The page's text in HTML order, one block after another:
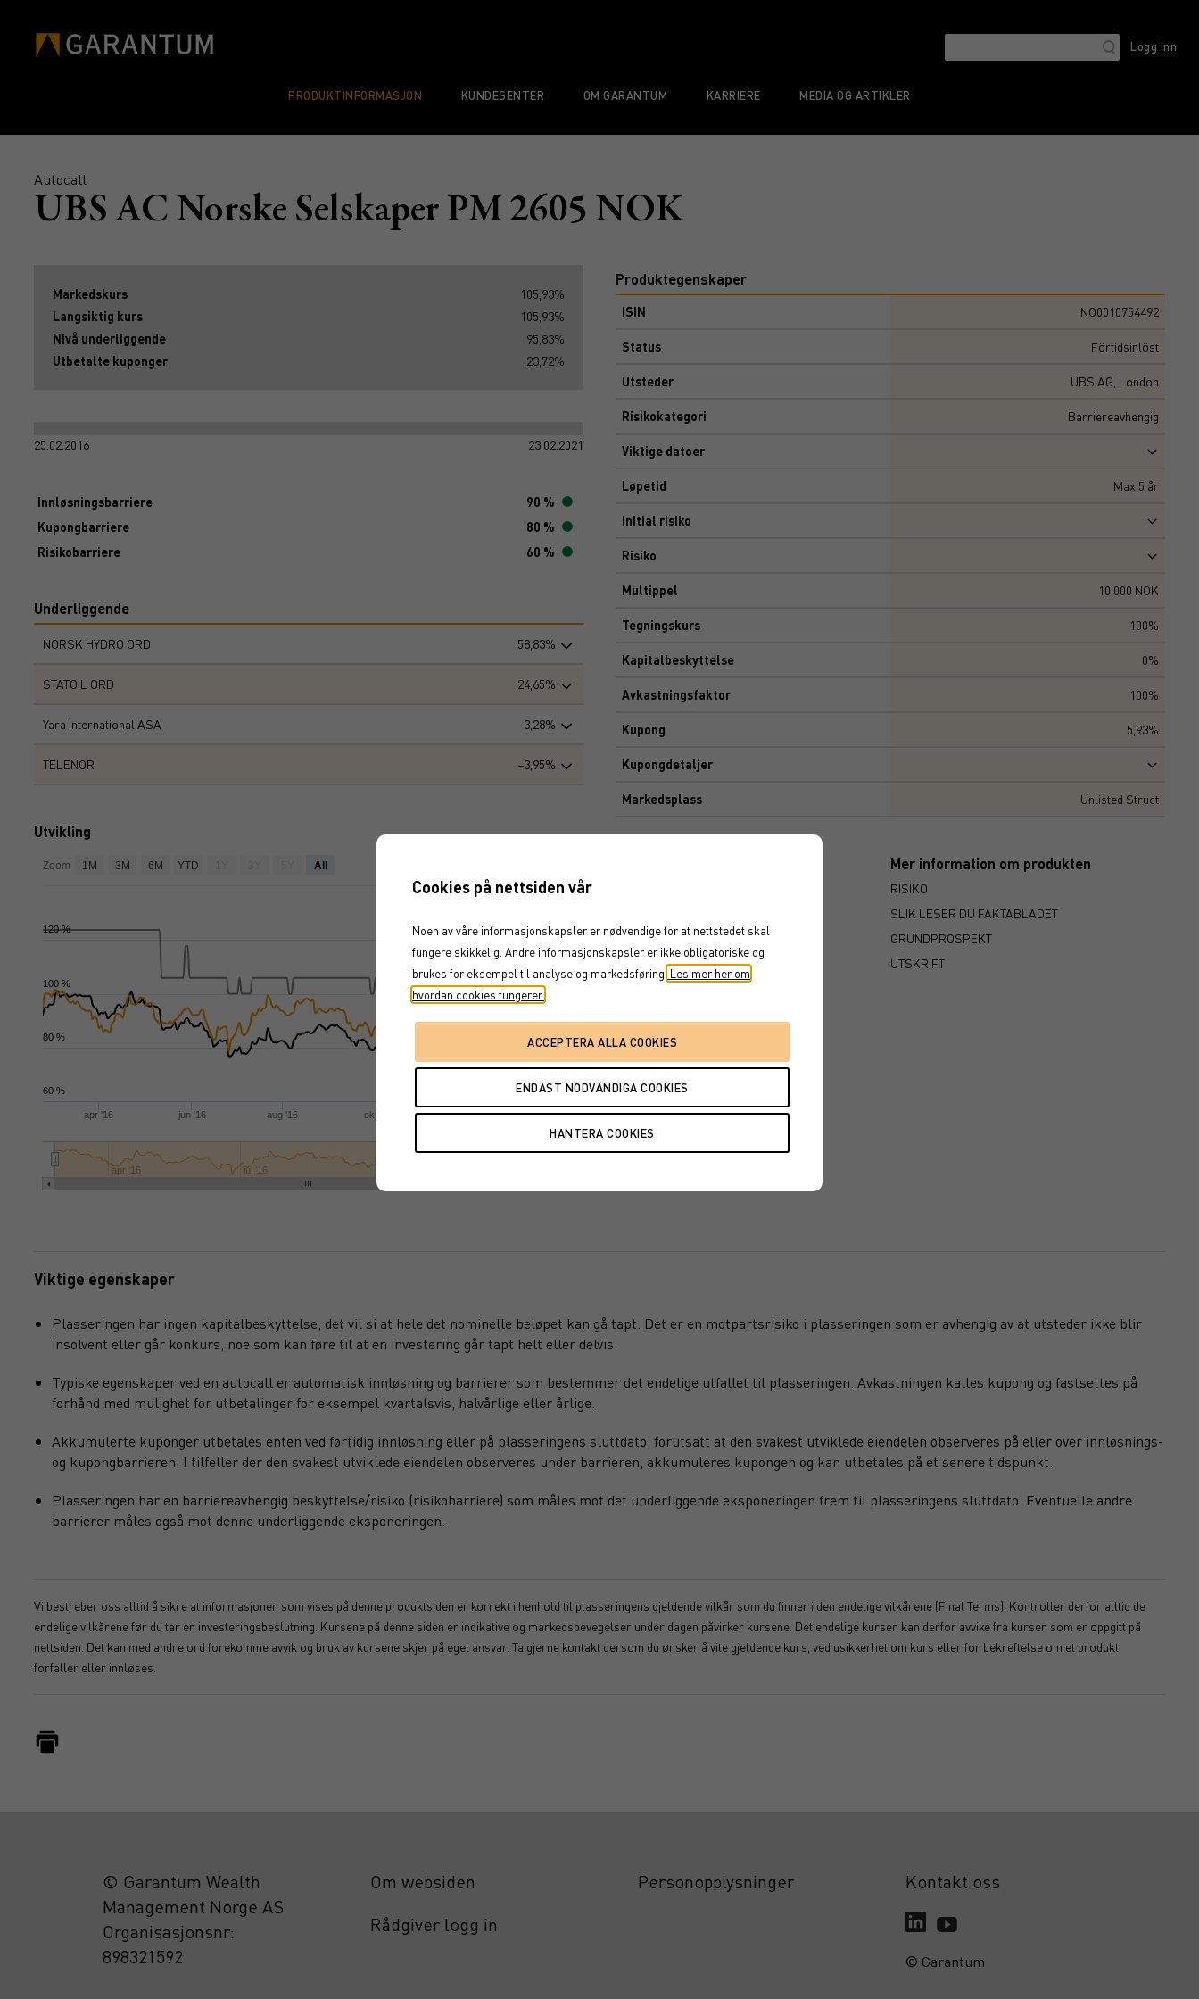
Logg inn
PRODUKTINFORMASJON KUNDESENTER OM GARANTUM KARRIERE MEDIA OG ARTIKLER
Autocall
UBS AC Norske Selskaper PM 2605 NOK
Markedskurs
105,93%
Langsiktig kurs
105,93%
Nivå underliggende
95,83%
Utbetalte kuponger
23,72%
25.02.2016 23.02.2021
Innløsningsbarriere
90 %
Kupongbarriere
80 %
Risikobarriere
60 %
Underliggende
NORSK HYDRO ORD 58,83%
STATOIL ORD 24,65%
Yara International ASA 3,28%
TELENOR −3,95%
Utvikling
apr '16 jun '16 aug '16 okt '16 dec '16 feb '17
apr '16 jul '16
80 %
100 %
120 %
60 %
Zoom 1M 3M 6M YTD All
Produktegenskaper
ISIN NO0010754492
Status Förtidsinlöst
Utsteder UBS AG, London
Risikokategori Barriereavhengig
Viktige datoer
Løpetid Max 5 år
Initial risiko
Risiko
Multippel 10 000 NOK
Tegningskurs 100%
Kapitalbeskyttelse 0%
Avkastningsfaktor 100%
Kupong 5,93%
Kupongdetaljer
Markedsplass Unlisted Struct
PROSPEKT
FÖRFALLOVILLKOR
Mer information om produkten
RISIKO
SLIK LESER DU FAKTABLADET
GRUNDPROSPEKT
UTSKRIFT
Viktige egenskaper
Plasseringen har ingen kapitalbeskyttelse, det vil si at hele det nominelle beløpet kan gå tapt. Det er en motpartsrisiko i plasseringen som er avhengig av at utsteder ikke blir
insolvent eller går konkurs, noe som kan føre til at en investering går tapt helt eller delvis.
Typiske egenskaper ved en autocall er automatisk innløsning og barrierer som bestemmer det endelige utfallet til plasseringen. Avkastningen kalles kupong og fastsettes på
forhånd med mulighet for utbetalinger for eksempel kvartalsvis, halvårlige eller årlige.
Akkumulerte kuponger utbetales enten ved førtidig innløsning eller på plasseringens sluttdato, forutsatt at den svakest utviklede eiendelen observeres på eller over innløsnings-
og kupongbarrieren. I tilfeller der den svakest utviklede eiendelen observeres under barrieren, akkumuleres kupongen og kan utbetales på et senere tidspunkt.
Plasseringen har en barriereavhengig beskyttelse/risiko (risikobarriere) som måles mot det underliggende eksponeringen frem til plasseringens sluttdato. Eventuelle andre
barrierer måles også mot denne underliggende eksponeringen.
Vi bestreber oss alltid å sikre at informasjonen som vises på denne produktsiden er korrekt i henhold til plasseringens gjeldende vilkår som du finner i den endelige vilkårene (Final Terms). Kontroller derfor alltid de
endelige vilkårene før du tar en investeringsbeslutning. Kursene på denne siden er indikative og markedsbevegelser under dagen påvirker kursene. Det endelige kursen kan derfor avvike fra kursen som er oppgitt på
nettsiden. Det kan med andre ord forekomme avvik og bruk av kursene skjer på eget ansvar. Ta gjerne kontakt dersom du ønsker å vite gjeldende kurs, ved usikkerhet om kurs eller for bekreftelse om et produkt
forfaller eller innløses.
© Garantum Wealth
Management Norge AS
Organisasjonsnr:
898321592
Om websiden
Rådgiver logg in
Personopplysninger Kontakt oss
© Garantum
Cookies på nettsiden vår
Noen av våre informasjonskapsler er nødvendige for at nettstedet skal
fungere skikkelig. Andre informasjonskapsler er ikke obligatoriske og
brukes for eksempel til analyse og markedsføring. Les mer her om
hvordan cookies fungerer.